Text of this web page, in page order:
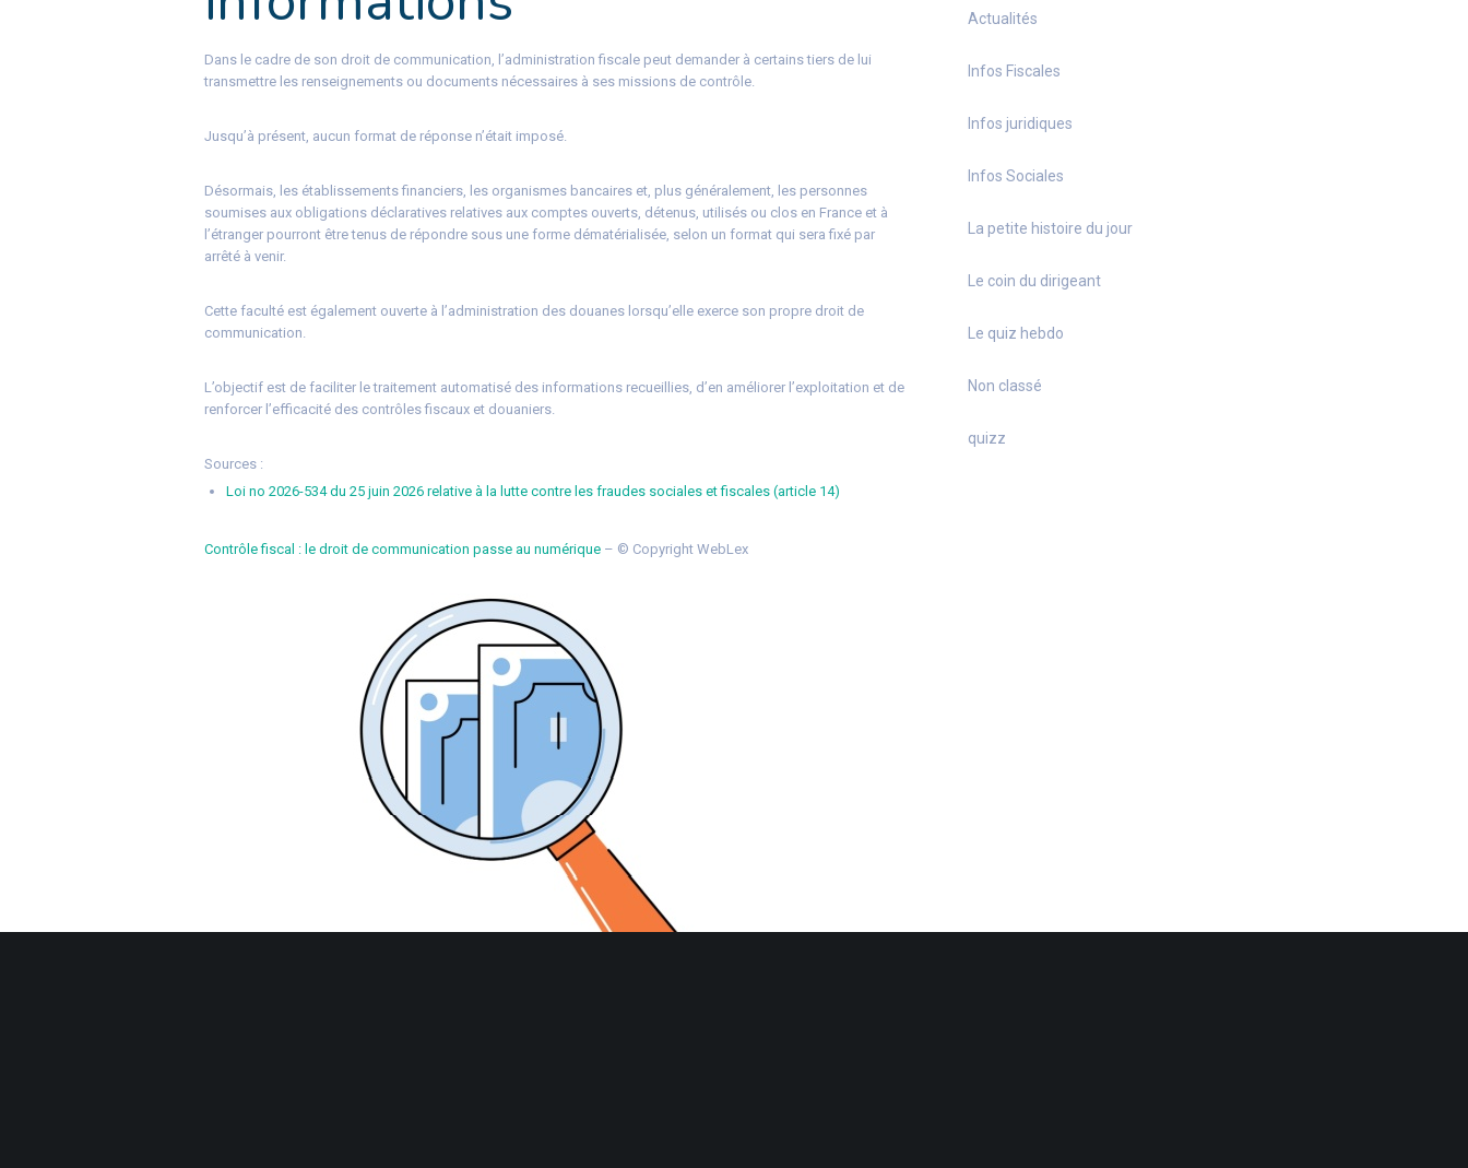
Dans le cadre de son droit de communication, l’administration fiscale peut demander à certains tiers de lui
transmettre les renseignements ou documents nécessaires à ses missions de contrôle.
Jusqu’à présent, aucun format de réponse n’était imposé.
Désormais, les établissements financiers, les organismes bancaires et, plus généralement, les personnes
soumises aux obligations déclaratives relatives aux comptes ouverts, détenus, utilisés ou clos en France et à
l’étranger pourront être tenus de répondre sous une forme dématérialisée, selon un format qui sera fixé par
arrêté à venir.
Cette faculté est également ouverte à l’administration des douanes lorsqu’elle exerce son propre droit de
communication.
L’objectif est de faciliter le traitement automatisé des informations recueillies, d’en améliorer l’exploitation et de
renforcer l’efficacité des contrôles fiscaux et douaniers.
Sources :
Loi no 2026-534 du 25 juin 2026 relative à la lutte contre les fraudes sociales et fiscales (article 14)
Contrôle fiscal : le droit de communication passe au numérique – © Copyright WebLex
Actualités
Infos Fiscales
Infos juridiques
Infos Sociales
La petite histoire du jour
Le coin du dirigeant
Le quiz hebdo
Non classé
quizz